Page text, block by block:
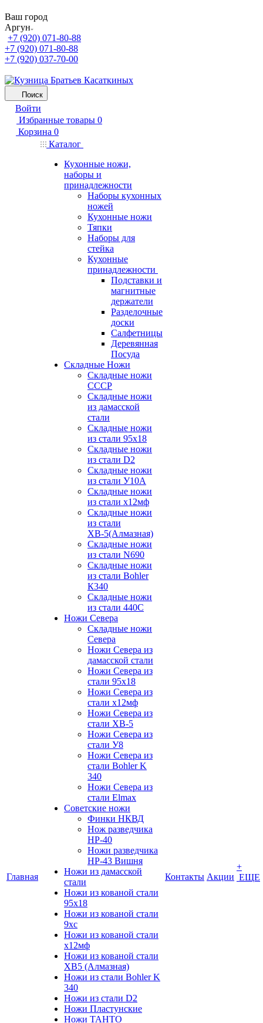
Ваш город
Аргун
+7 (920) 071-80-88
+7 (920) 071-80-88
+7 (920) 037-70-00
Поиск
Войти
Избранные товары 0
Корзина 0
Главная
Каталог
Кухонные ножи,
наборы и
принадлежности
Наборы кухонных
ножей
Кухонные ножи
Тяпки
Наборы для
стейка
Кухонные
принадлежности
Подставки и
магнитные
держатели
Разделочные
доски
Салфетницы
Деревянная
Посуда
Складные Ножи
Cкладные ножи
СССР
Складные ножи
из дамасской
стали
Складные ножи
из стали 95х18
Складные ножи
из стали D2
Складные ножи
из стали У10А
Складные ножи
из стали х12мф
Складные ножи
из стали
ХВ-5(Алмазная)
Складные ножи
из стали N690
Складные ножи
из стали Bohler
К340
Складные ножи
из стали 440С
Ножи Севера
Складные ножи
Севера
Ножи Севера из
дамасской стали
Ножи Севера из
стали 95х18
Ножи Севера из
стали х12мф
Ножи Севера из
стали ХВ-5
Ножи Севера из
стали У8
Ножи Севера из
стали Bohler K
340
Ножи Севера из
стали Elmax
Советские ножи
Финки НКВД
Нож разведчика
НР-40
Ножи разведчика
НР-43 Вишня
Ножи из дамасской
стали
Ножи из кованой стали
95х18
Ножи из кованой стали
9хс
Ножи из кованой стали
х12мф
Ножи из кованой стали
ХВ5 (Алмазная)
Ножи из стали Bohler K
340
Ножи из стали D2
Ножи Пластунские
Ножи ТАНТО
Контакты Акции
+
ЕЩЕ